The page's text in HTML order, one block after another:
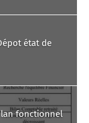
état de
fonctionnel